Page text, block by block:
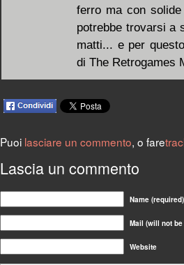
ferro ma con
potrebbe trovarsi a
matti... e per
di The Retrogames
Puoi lasciare un commento, o fare
Lascia un commento
Name (required)
Mail (will not
Website